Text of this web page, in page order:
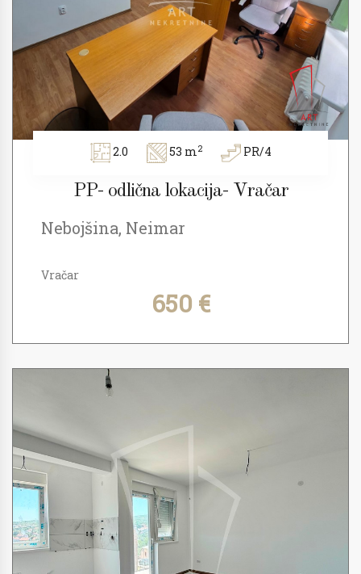
2.0 53 m2 PR/4
PP- odlična lokacija- Vračar
Nebojšina, Neimar
Vračar
650 €